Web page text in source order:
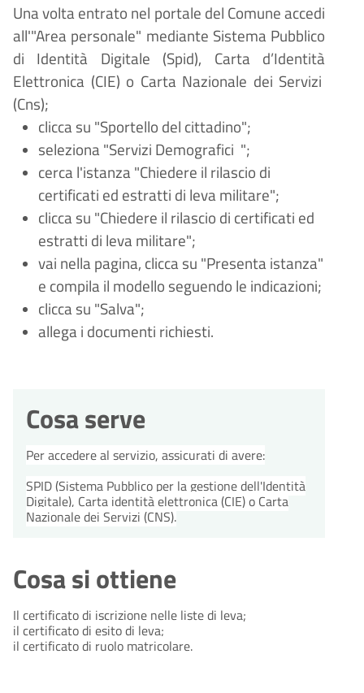
Una volta entrato nel portale del Comune accedi
all'"Area personale" mediante Sistema Pubblico
di Identità Digitale (Spid), Carta d’Identità
Elettronica (CIE) o Carta Nazionale dei Servizi
(Cns);
clicca su "Sportello del cittadino";
seleziona "Servizi Demografici ";
cerca l'istanza "Chiedere il rilascio di
certificati ed estratti di leva militare";
clicca su "Chiedere il rilascio di certificati ed
estratti di leva militare";
vai nella pagina, clicca su "Presenta istanza"
e compila il modello seguendo le indicazioni;
clicca su "Salva";
allega i documenti richiesti.
Cosa serve
Per accedere al servizio, assicurati di avere:
SPID (Sistema Pubblico per la gestione dell'Identità
Digitale), Carta identità elettronica (CIE) o Carta
Nazionale dei Servizi (CNS).
Cosa si ottiene
Il certificato di iscrizione nelle liste di leva;
il certificato di esito di leva;
il certificato di ruolo matricolare.